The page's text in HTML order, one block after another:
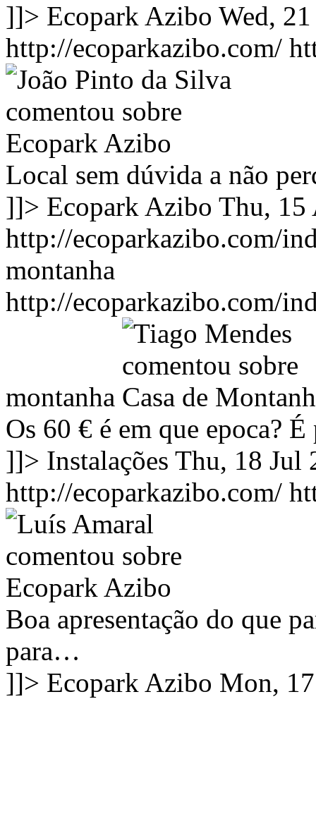
]]> Ecopark Azibo Wed,
http://ecoparkazibo.com/
Local sem dúvida a não
]]> Ecopark Azibo Thu, 15
http://ecoparkazibo.com/
montanha
http://ecoparkazibo.com/
montanha
Os 60 € é em que epoca?
]]> Instalações Thu, 18 Jul
http://ecoparkazibo.com/
Boa apresentação do que
para…
]]> Ecopark Azibo Mon,